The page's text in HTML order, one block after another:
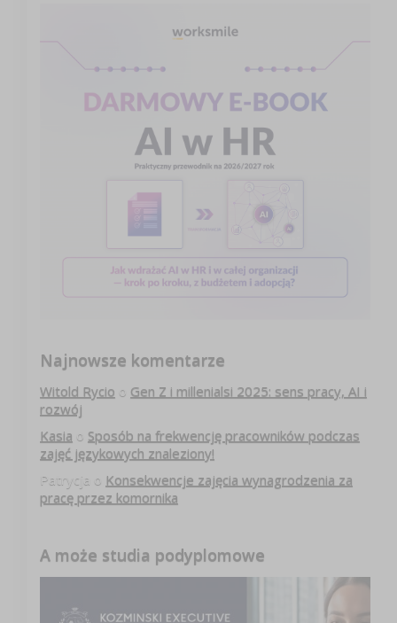
Najnowsze komentarze
Witold Rycio o Gen Z i millenialsi 2025: sens pracy, AI i
rozwój
Kasia o Sposób na frekwencję pracowników podczas
zajęć językowych znaleziony!
Patrycja o Konsekwencje zajęcia wynagrodzenia za
pracę przez komornika
A może studia podyplomowe